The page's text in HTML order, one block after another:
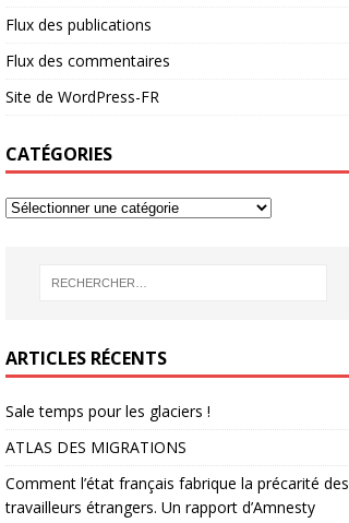
Flux des publications
Flux des commentaires
Site de WordPress-FR
CATÉGORIES
ARTICLES RÉCENTS
Sale temps pour les glaciers !
ATLAS DES MIGRATIONS
Comment l’état français fabrique la précarité des
travailleurs étrangers. Un rapport d’Amnesty